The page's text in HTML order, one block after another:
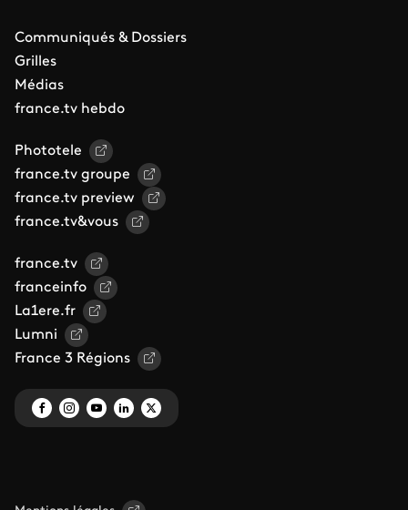
Communiqués & Dossiers
Grilles
Médias
france.tv hebdo
Phototele
france.tv groupe
france.tv preview
france.tv&vous
france.tv
franceinfo
La1ere.fr
Lumni
France 3 Régions